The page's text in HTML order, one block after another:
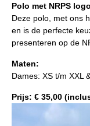
Evenementen
Arabian
Arabissimo
Veulenregistratie
Zoek een
Polo met NRPS logo
Deze polo, met ons
en is de perfecte
presenteren op de
Maten:
Dames: XS t/m XXL
Prijs: € 35,00